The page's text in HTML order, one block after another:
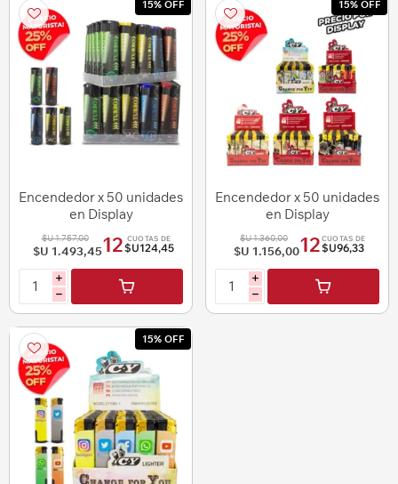
15% OFF
Encendedor x 50 unidades
en Display
$U 1.757,00
$U 1.493,4512 CUOTAS DE
$U124,45
i
h
15% OFF
Encendedor x 50 unidades
en Display
$U 1.360,00
$U 1.156,0012 CUOTAS DE
$U96,33
i
h
15% OFF